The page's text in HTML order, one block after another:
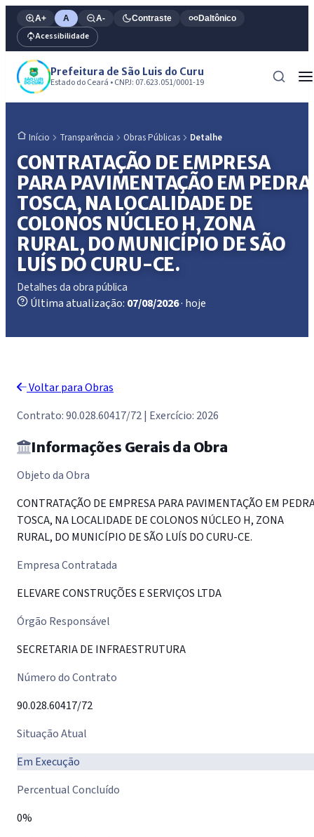
A+ A A- Contraste Daltônico
Acessibilidade
Prefeitura de São Luis do Curu
Estado do Ceará • CNPJ: 07.623.051/0001-19
Início Transparência Obras Públicas Detalhe
CONTRATAÇÃO DE EMPRESA
PARA PAVIMENTAÇÃO EM PEDRA
TOSCA, NA LOCALIDADE DE
COLONOS NÚCLEO H, ZONA
RURAL, DO MUNICÍPIO DE SÃO
LUÍS DO CURU-CE.
Detalhes da obra pública
Última atualização: 07/08/2026· hoje
Voltar para Obras
Contrato: 90.028.60417/72 | Exercício: 2026
Informações Gerais da Obra
Objeto da Obra
CONTRATAÇÃO DE EMPRESA PARA PAVIMENTAÇÃO EM
TOSCA, NA LOCALIDADE DE COLONOS NÚCLEO H, ZONA
RURAL, DO MUNICÍPIO DE SÃO LUÍS DO CURU-CE.
Empresa Contratada
ELEVARE CONSTRUÇÕES E SERVIÇOS LTDA
Órgão Responsável
SECRETARIA DE INFRAESTRUTURA
Número do Contrato
90.028.60417/72
Situação Atual
Em Execução
Percentual Concluído
0%